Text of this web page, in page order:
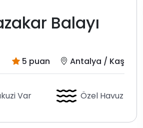
Balayı
5 puan Antalya / Kaş
Var Özel Havuz